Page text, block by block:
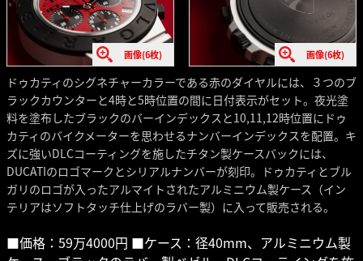
画像(6枚) 画像(6枚)
ドゥカティのシグネチャーカラーである赤のダイヤルには、３つのブ
ラックカウンターと4時と5時位置の間に日付表示がセット。夜光塗
料を塗布したブラックのバーインデックスと10,11,12時位置にドゥ
カティのバイクメーターを思わせるナンバーインデックスを配置。キ
ズに強いDLCコーティングを施したチタン製ケースバックには、
DUCATIのロゴマークとシリアルナンバーが刻印。ドゥカティとブル
ガリのロゴが入ったアルマイトされたアルミニウム製ケース（イン
テリアはソフトタッチ仕上げのラバー製）に入って販売される。
■価格：59万4000円 ■ケース：径40mm、アルミニウム製